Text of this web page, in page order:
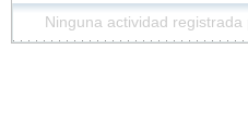
Ninguna actividad